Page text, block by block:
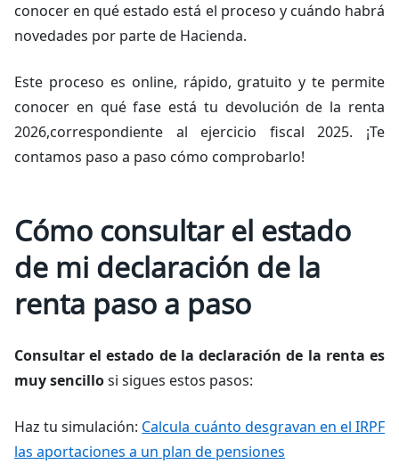
conocer en qué estado está el proceso y cuándo habrá
novedades por parte de Hacienda.
Este proceso es online, rápido, gratuito y te permite
conocer en qué fase está tu devolución de la renta
2026,correspondiente al ejercicio fiscal 2025. ¡Te
contamos paso a paso cómo comprobarlo!
Cómo consultar el estado
de mi declaración de la
renta paso a paso
Consultar el estado de la declaración de la renta es
muy sencillosi sigues estos pasos:
Haz tu simulación: Calcula cuánto desgravan en el IRPF
las aportaciones a un plan de pensiones